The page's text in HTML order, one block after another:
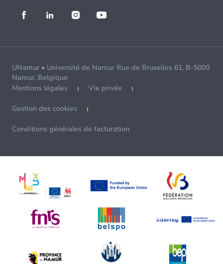
UNamur • Université de Namur Rue de Bruxelles 61, B-5000
Namur, Belgique
Mentions légales
Vie privée
Gestion des cookies
Conditions générales de facturation